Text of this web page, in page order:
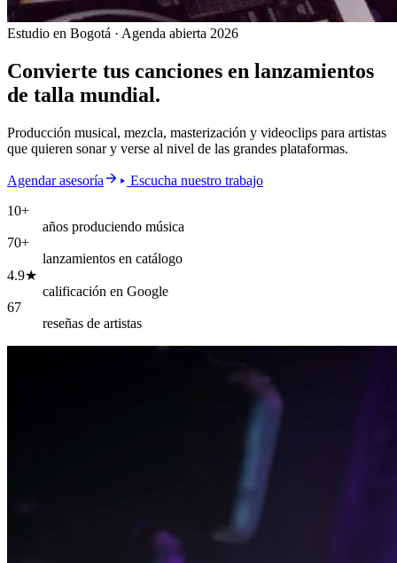
Estudio en Bogotá · Agenda abierta 2026
Convierte tus canciones en lanzamientos
de talla mundial.
Producción musical, mezcla, masterización y videoclips para artistas
que quieren sonar y verse al nivel de las grandes plataformas.
Agendar asesoría
Escucha nuestro trabajo
10+
años produciendo música
70+
lanzamientos en catálogo
4.9★
calificación en Google
67
reseñas de artistas